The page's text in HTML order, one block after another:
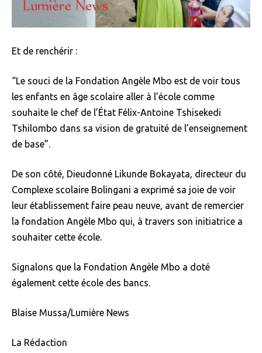
Et de renchérir :
“Le souci de la Fondation Angèle Mbo est de voir tous
les enfants en âge scolaire aller à l’école comme
souhaite le chef de l’État Félix-Antoine Tshisekedi
Tshilombo dans sa vision de gratuité de l’enseignement
de base”.
De son côté, Dieudonné Likunde Bokayata, directeur du
Complexe scolaire Bolingani a exprimé sa joie de voir
leur établissement faire peau neuve, avant de remercier
la fondation Angèle Mbo qui, à travers son initiatrice a
souhaiter cette école.
Signalons que la Fondation Angèle Mbo a doté
également cette école des bancs.
Blaise Mussa/Lumière News
La Rédaction